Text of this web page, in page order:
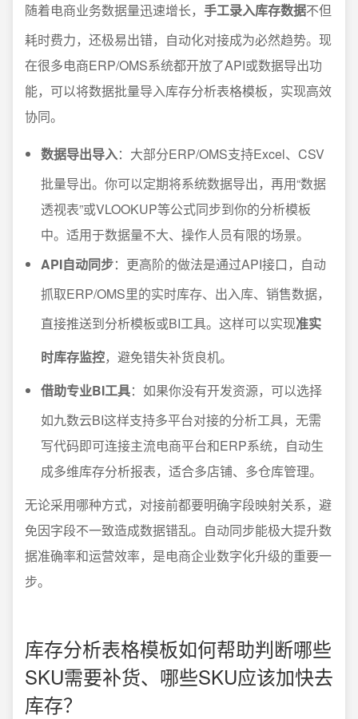
随着电商业务数据量迅速增长， 手工录入库存数据不但
耗时费力，还极易出错，自动化对接成为必然趋势。现
在很多电商ERP/OMS系统都开放了API或数据导出功
能，可以将数据批量导入库存分析表格模板，实现高效
协同。
数据导出导入：大部分ERP/OMS支持Excel、CSV
批量导出。你可以定期将系统数据导出，再用“数据
透视表”或VLOOKUP等公式同步到你的分析模板
中。适用于数据量不大、操作人员有限的场景。
API自动同步：更高阶的做法是通过API接口，自动
抓取ERP/OMS里的实时库存、出入库、销售数据，
直接推送到分析模板或BI工具。这样可以实现准实
时库存监控，避免错失补货良机。
借助专业BI工具：如果你没有开发资源，可以选择
如九数云BI这样支持多平台对接的分析工具，无需
写代码即可连接主流电商平台和ERP系统，自动生
成多维库存分析报表，适合多店铺、多仓库管理。
无论采用哪种方式，对接前都要明确字段映射关系，避
免因字段不一致造成数据错乱。自动同步能极大提升数
据准确率和运营效率，是电商企业数字化升级的重要一
步。
库存分析表格模板如何帮助判断哪些
SKU需要补货、哪些SKU应该加快去
库存？